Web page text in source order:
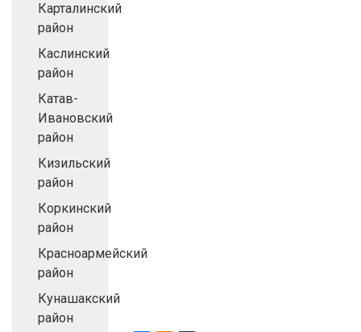
Карталинский
район
Каслинский
район
Катав-
Ивановский
район
Кизильский
район
Коркинский
район
Красноармейский
район
Кунашакский
район